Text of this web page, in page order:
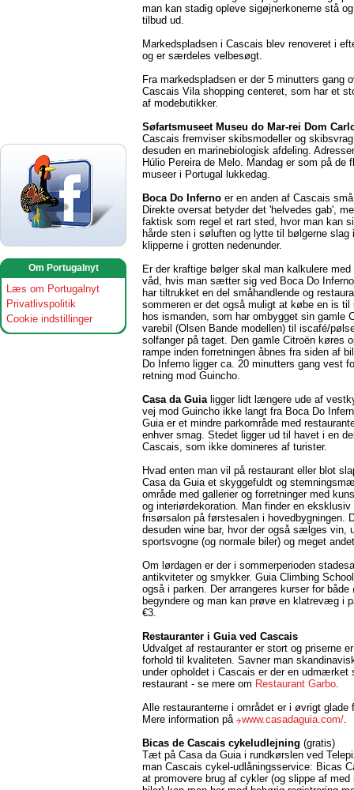
Om Portugalnyt
Læs om Portugalnyt
Privatlivspolitik
Cookie indstillinger
man kan stadig opleve sigøjnerkonerne stå
tilbud ud.
Markedspladsen i Cascais blev renoveret i
og er særdeles velbesøgt.
Fra markedspladsen er der 5 minutters gang
Cascais Vila shopping centeret, som har et
af modebutikker.
Søfartsmuseet Museu do Mar-rei Dom
Cascais fremviser skibsmodeller og
desuden en marinebiologisk afdeling.
Húlio Pereira de Melo. Mandag er som på de
museer i Portugal lukkedag.
Boca Do Inferno er en anden af Cascais
Direkte oversat betyder det 'helvedes gab',
faktisk som regel et rart sted, hvor man kan
hårde sten i søluften og lytte til bølgerne slag
klipperne i grotten nedenunder.
Er der kraftige bølger skal man kalkulere
våd, hvis man sætter sig ved Boca Do
har tiltrukket en del småhandlende og
sommeren er det også muligt at købe en is til
hos ismanden, som har ombygget sin gamle
varebil (Olsen Bande modellen) til iscafé/
solfanger på taget. Den gamle Citroën køres
rampe inden forretningen åbnes fra siden af
Do Inferno ligger ca. 20 minutters gang vest
retning mod Guincho.
Casa da Guialigger lidt længere ude af
vej mod Guincho ikke langt fra Boca Do
Guia er et mindre parkområde med
enhver smag. Stedet ligger ud til havet i en
Cascais, som ikke domineres af turister.
Hvad enten man vil på restaurant eller blot
Casa da Guia et skyggefuldt og
område med gallerier og forretninger med
og interiørdekoration. Man finder en eksklusiv
frisørsalon på førstesalen i hovedbygningen.
desuden wine bar, hvor der også sælges vin,
sportsvogne (og normale biler) og meget
Om lørdagen er der i sommerperioden
antikviteter og smykker. Guia Climbing
også i parken. Der arrangeres kurser for både
begyndere og man kan prøve en klatrevæg i
€3.
Restauranter i Guia ved Cascais
Udvalget af restauranter er stort og priserne
forhold til kvaliteten. Savner man
under opholdet i Cascais er der en udmærket
restaurant - se mere om Restaurant Garbo.
Alle restauranterne i området er i øvrigt glade
Mere information på
www.casadaguia.com/.
Bicas de Cascais cykeludlejning (gratis)
Tæt på Casa da Guia i rundkørslen ved
man Cascais cykel-udlåningsservice: Bicas
at promovere brug af cykler (og slippe af med